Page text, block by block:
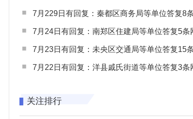
7月229日有回复：秦都区商务局等单位答复8条网民
7月24日有回复：南郑区住建局等单位答复5条网民
7月23日有回复：未央区交通局等单位答复15条网民
7月22日有回复：洋县戚氏街道等单位答复3条网民
关注排行